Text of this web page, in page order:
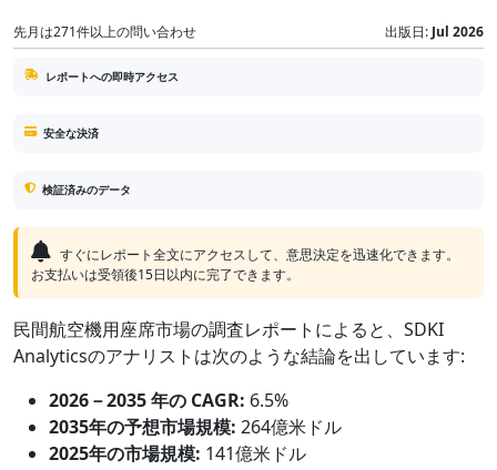
先月は271件以上の問い合わせ 出版日: Jul 2026
レポートへの即時アクセス
安全な決済
検証済みのデータ
すぐにレポート全文にアクセスして、意思決定を迅速化できます。
お支払いは受領後15日以内に完了できます。
民間航空機用座席市場の調査レポートによると、SDKI
Analyticsのアナリストは次のような結論を出しています:
2026－2035 年の CAGR: 6.5%
2035年の予想市場規模: 264億米ドル
2025年の市場規模: 141億米ドル